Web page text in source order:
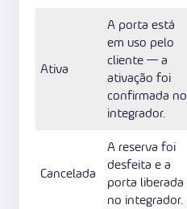
Ativa
A porta está
em uso pelo
cliente — a
ativação foi
confirmada no
integrador.
Cancelada
A reserva foi
desfeita e a
porta liberada
no integrador.